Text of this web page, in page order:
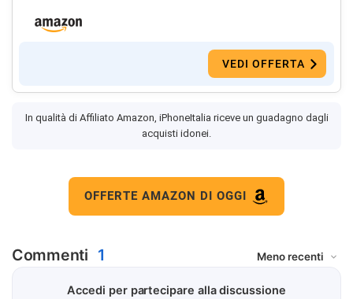
VEDI OFFERTA
In qualità di Affiliato Amazon, iPhoneItalia riceve un guadagno dagli
acquisti idonei.
OFFERTE AMAZON DI OGGI
Commenti 1
Accedi per partecipare alla discussione